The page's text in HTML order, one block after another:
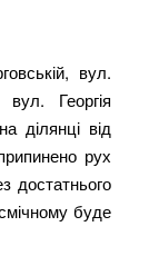
вул.
Георгія
ділянці від
рух
достатнього
буде